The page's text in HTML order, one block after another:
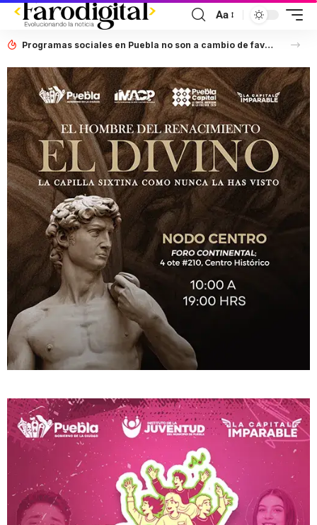
Aa
Programas sociales en Puebla no son a cambio de favores políticos: Artemisa